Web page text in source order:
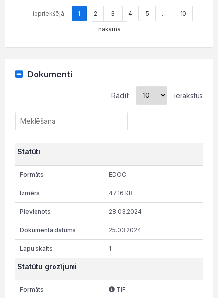
iepriekšējā 1 2 3 4 5 … 10
nākamā
Dokumenti
Rādīt ierakstus
Statūti
EDOC
47.16 KB
28.03.2024
25.03.2024
1
Statūtu grozījumi
TIF